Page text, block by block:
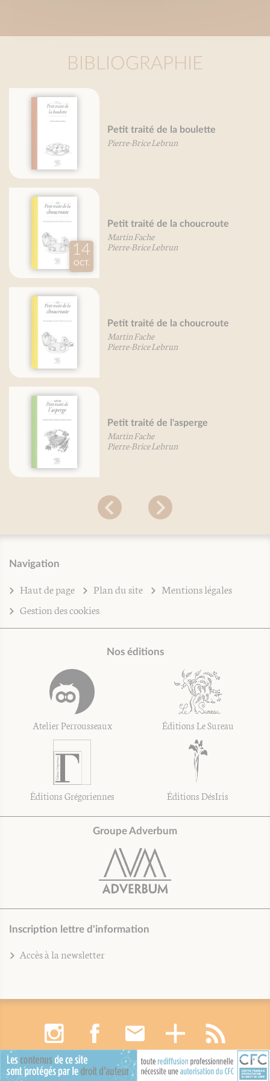
BIBLIOGRAPHIE
Petit traité de la boulette
Pierre-Brice Lebrun
Petit traité de la choucroute
Martin Fache
Pierre-Brice Lebrun
Petit traité de la choucroute
Martin Fache
Pierre-Brice Lebrun
Petit traité de l'asperge
Martin Fache
Pierre-Brice Lebrun
Navigation
Haut de page Plan du site
Mentions légales
Gestion des cookies
Nos éditions
Atelier Perrousseaux Éditions Le Sureau
Éditions Grégoriennes Éditions DésIris
Groupe Adverbum
Inscription lettre d'information
Accès à la newsletter